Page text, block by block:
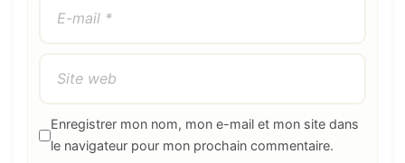
Enregistrer mon nom, mon e-mail et mon site dans
le navigateur pour mon prochain commentaire.